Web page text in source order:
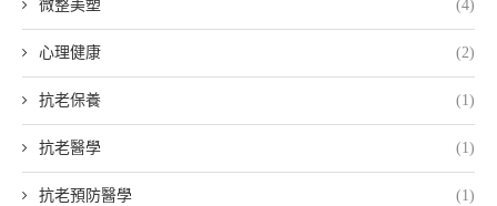
微整美塑 (4)
心理健康 (2)
抗老保養 (1)
抗老醫學 (1)
抗老預防醫學 (1)